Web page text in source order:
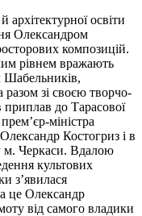
освіти
Олександром
композицій.
рівнем вражають
Шабельників,
разом зі своєю творчо-
до Тарасової
міністра
Костогриз і в
м. Черкаси. Вдалою
культових
з’явилася
це Олександр
від самого владики